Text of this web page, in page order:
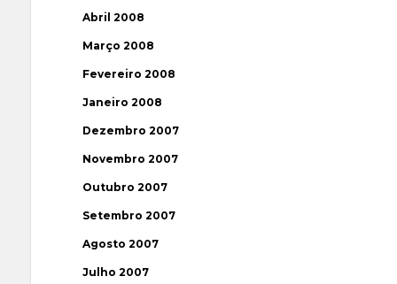
Abril 2008
Março 2008
Fevereiro 2008
Janeiro 2008
Dezembro 2007
Novembro 2007
Outubro 2007
Setembro 2007
Agosto 2007
Julho 2007